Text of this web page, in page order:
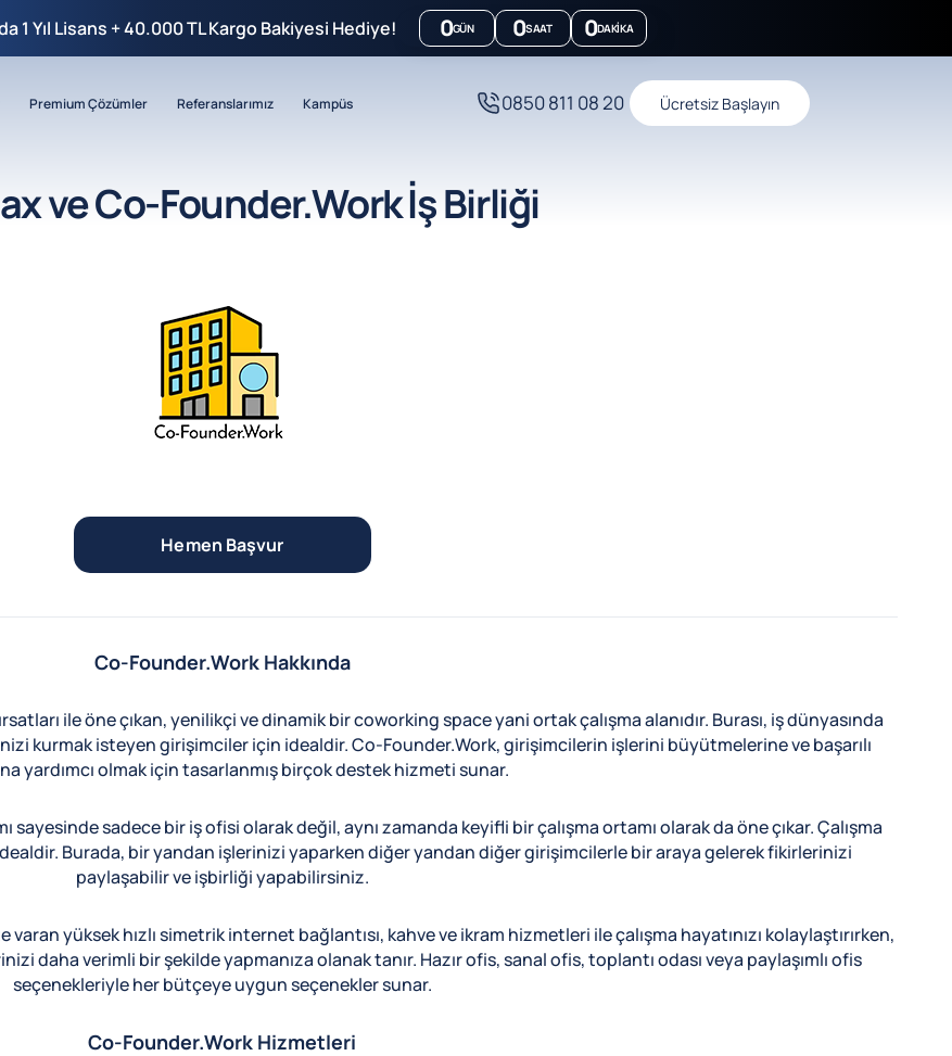
1 Yıl Lisans + 40.000 TL Kargo Bakiyesi Hediye! 0GÜN 0SAAT 0DAKIKA
Premium Çözümler Referanslarımız Kampüs 0850 811 08 20 Ücretsiz Başlayın
ve Co-Founder.Work İş Birliği
Hemen Başvur
Co-Founder.Work Hakkında
ile öne çıkan, yenilikçi ve dinamik bir coworking space yani ortak çalışma alanıdır. Burası, iş dünyasında
kurmak isteyen girişimciler için idealdir. Co-Founder.Work, girişimcilerin işlerini büyütmelerine ve başarılı
yardımcı olmak için tasarlanmış birçok destek hizmeti sunar.
sayesinde sadece bir iş ofisi olarak değil, aynı zamanda keyifli bir çalışma ortamı olarak da öne çıkar. Çalışma
Burada, bir yandan işlerinizi yaparken diğer yandan diğer girişimcilerle bir araya gelerek fikirlerinizi
paylaşabilir ve işbirliği yapabilirsiniz.
yüksek hızlı simetrik internet bağlantısı, kahve ve ikram hizmetleri ile çalışma hayatınızı kolaylaştırırken,
daha verimli bir şekilde yapmanıza olanak tanır. Hazır ofis, sanal ofis, toplantı odası veya paylaşımlı ofis
seçenekleriyle her bütçeye uygun seçenekler sunar.
Co-Founder.Work Hizmetleri